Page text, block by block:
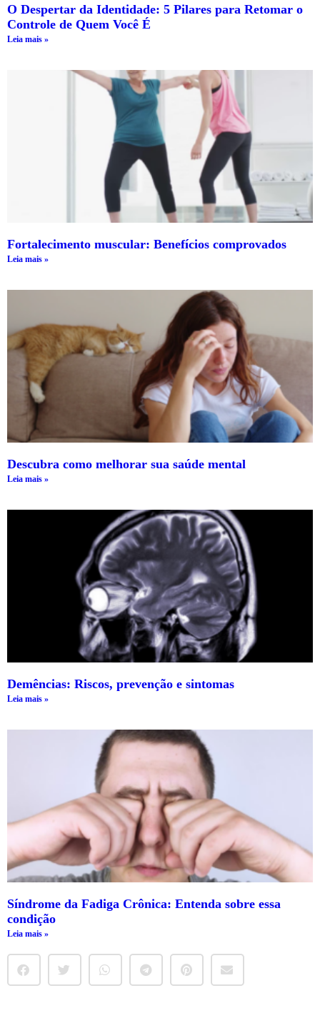
O Despertar da Identidade: 5 Pilares para Retomar o
Controle de Quem Você É
Leia mais »
Fortalecimento muscular: Benefícios comprovados
Leia mais »
Descubra como melhorar sua saúde mental
Leia mais »
Demências: Riscos, prevenção e sintomas
Leia mais »
Síndrome da Fadiga Crônica: Entenda sobre essa
condição
Leia mais »